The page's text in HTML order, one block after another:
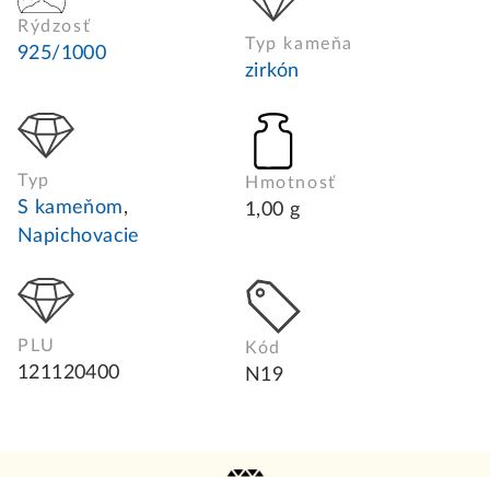
Rýdzosť
925/1000 Typ kameňa
zirkón
Typ
S kameňom,
Napichovacie
Hmotnosť
1,00 g
PLU
121120400
Kód
N19